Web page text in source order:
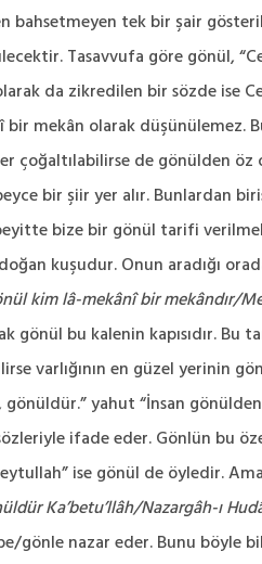
bahsetmeyen tek bir şair
Tasavvufa göre gönül,
da zikredilen bir sözde ise
mekân olarak düşünülemez.
çoğaltılabilirse de gönülden öz
bir şiir yer alır. Bunlardan
bize bir gönül tarifi
kuşudur. Onun aradığı
kim lâ-mekânî bir mekândır/
gönül bu kalenin kapısıdır. Bu
varlığının en güzel yerinin
gönüldür.” yahut “İnsan
ifade eder. Gönlün bu
ise gönül de öyledir.
Ka’betu’llâh/Nazargâh-ı
nazar eder. Bunu böyle